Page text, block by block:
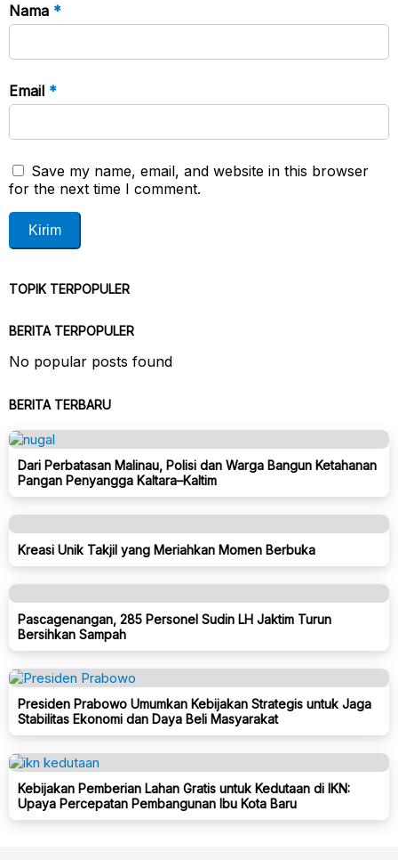
Nama *
Email *
Save my name, email, and website in this browser
for the next time I comment.
TOPIK TERPOPULER
BERITA TERPOPULER
No popular posts found
BERITA TERBARU
Dari Perbatasan Malinau, Polisi dan Warga Bangun Ketahanan
Pangan Penyangga Kaltara–Kaltim
Kreasi Unik Takjil yang Meriahkan Momen Berbuka
Pascagenangan, 285 Personel Sudin LH Jaktim Turun
Bersihkan Sampah
Presiden Prabowo Umumkan Kebijakan Strategis untuk Jaga
Stabilitas Ekonomi dan Daya Beli Masyarakat
Kebijakan Pemberian Lahan Gratis untuk Kedutaan di IKN:
Upaya Percepatan Pembangunan Ibu Kota Baru